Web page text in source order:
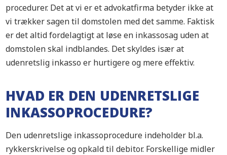
procedurer. Det at vi er et advokatfirma betyder ikke at
vi trækker sagen til domstolen med det samme. Faktisk
er det altid fordelagtigt at løse en inkassosag uden at
domstolen skal indblandes. Det skyldes især at
udenretslig inkasso er hurtigere og mere effektiv.
HVAD ER DEN UDENRETSLIGE
INKASSOPROCEDURE?
Den udenretslige inkassoprocedure indeholder bl.a.
rykkerskrivelse og opkald til debitor. Forskellige midler